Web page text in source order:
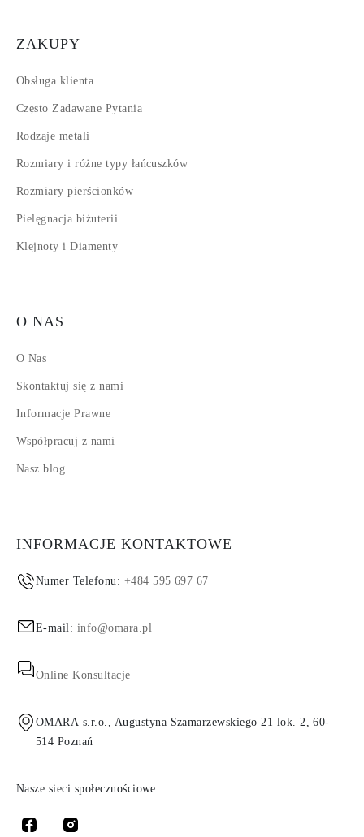
ZAKUPY
Obsługa klienta
Często Zadawane Pytania
Rodzaje metali
Rozmiary i różne typy łańcuszków
Rozmiary pierścionków
Pielęgnacja biżuterii
Klejnoty i Diamenty
O NAS
O Nas
Skontaktuj się z nami
Informacje Prawne
Współpracuj z nami
Nasz blog
INFORMACJE KONTAKTOWE
Numer Telefonu: +484 595 697 67
E-mail: info@omara.pl
Online Konsultacje
OMARA s.r.o., Augustyna Szamarzewskiego 21 lok. 2, 60-
514 Poznań
Nasze sieci społecznościowe